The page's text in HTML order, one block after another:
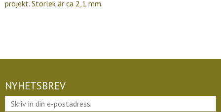
projekt. Storlek är ca 2,1 mm.
NYHETSBREV